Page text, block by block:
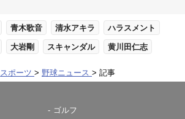
青木歌音 清水アキラ ハラスメント
大岩剛 スキャンダル 黄川田仁志
スポーツ 野球ニュース 記事
ゴルフ